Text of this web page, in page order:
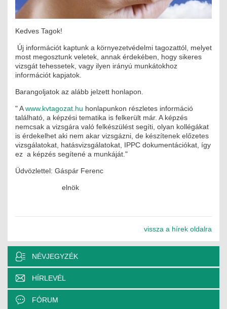
KÖZÉRDEKŰ ADATOK
SZAKCSOPORTOK
ÉPÜLETGÉPÉSZETI
GEODÉZIAI ÉS GEOINFORMATIKAI
KÖRNYEZETVÉDELMI
KÖZLEKEDÉSI
VÍZÉPÍTÉSI ÉS VÍZGAZDÁLKODÁSI
HÍREK
KÉPZÉSEK
TOVÁBBKÉPZÉSI KÖTELEZETTSÉGEK
Kedves Tagok!
Új információt kaptunk a környezetvédelmi tagozattól, melyet
most megosztunk veletek, annak érdekében, hogy sikeres
vizsgát tehessetek, vagy ilyen irányú munkátokhoz
információt kapjatok.
Barangoljatok az alább jelzett honlapon.
" Awww.kvtagozat.hu honlapunkon részletes információ
található, a képzési tematika is felkerült már. A képzés
nemcsak a vizsgára való felkészülést segíti, olyan kollégákat
is érdekelhet aki nem akar vizsgázni, de készítenek előzetes
vizsgálatokat, hatásvizsgálatokat, IPPC dokumentációkat, így
ez a képzés segítené a munkáját."
Üdvözlettel: Gáspár Ferenc
elnök
vissza a hírek oldalra
NÉVJEGYZÉK
HÍRLEVÉL
FÓRUM